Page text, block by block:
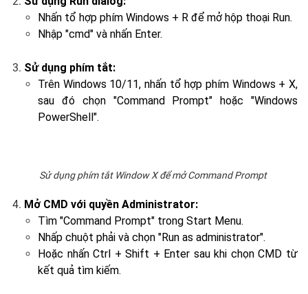
Nhấn tổ hợp phím Windows + R để mở hộp thoại Run.
Nhập "cmd" và nhấn Enter.
Sử dụng phím tắt:
Trên Windows 10/11, nhấn tổ hợp phím Windows + X,
sau đó chọn "Command Prompt" hoặc "Windows
PowerShell".
Sử dụng phím tắt Window X để mở Command Prompt
Mở CMD với quyền Administrator:
Tìm "Command Prompt" trong Start Menu.
Nhấp chuột phải và chọn "Run as administrator".
Hoặc nhấn Ctrl + Shift + Enter sau khi chọn CMD từ
kết quả tìm kiếm.